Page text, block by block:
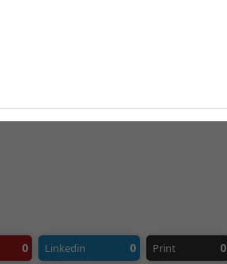
0 Linkedin 0 Print 0